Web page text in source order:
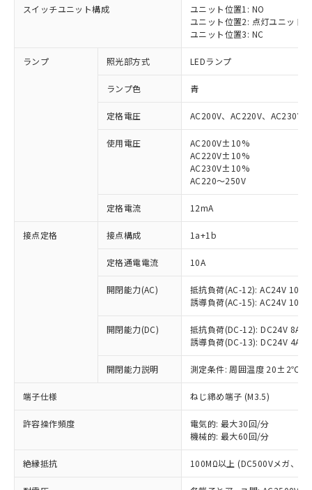
スイッチユニット構成
ユニット位置1: NO
ユニット位置2: 点灯ユニット
ユニット位置3: NC
ランプ 照光部方式 LEDランプ
ランプ色 青
定格電圧 AC200V、AC220V、AC230V
使用電圧
AC200V±10%
AC220V±10%
AC230V±10%
AC220～250V
定格電流 12mA
接点定格 接点構成 1a+1b
定格通電電流 10A
開閉能力(AC)
抵抗負荷(AC-12): AC24V 10A/
誘導負荷(AC-15): AC24V
開閉能力(DC)
抵抗負荷(DC-12): DC24V 8A/
誘導負荷(DC-13): DC24V 4A/
開閉能力説明 測定条件: 周囲温度 20±2℃、
端子仕様 ねじ締め端子 (M3.5)
許容操作頻度
電気的: 最大30回/分
機械的: 最大60回/分
絶縁抵抗 100MΩ以上 (DC500Vメガ、点
ご利用条件
以下の条件をお読みいただき、同意のうえ
ご利用ください。
本サービスは、当社制御機器事業取扱
商品の当社在庫状況および標準価格
(税抜)を提供させていただくもので
当社制御機器事業取扱商品の中には、
本サービスの対象外となる商品もある
※1 対応状況
対応済み：EU RoHS指令（10物質）の
非含有に対応した製品が提供可能な商品で
対応予定：EU RoHS指令（10物質）の非含
有に対応した製品に切り替える予定のある
対応予定なし：EU RoHS指令（10物質）の
非含有に非対応の商品で、対応品を出す予
調査・確認中：EU RoHS指令（10物質）の
非含有の対応状況を調査中または確認中の
商品です。
非該当品：ライセンス料など無形物で、有
害物質有無と関係のない商品です。
仕入先様の事情により、非含有部品として
いたものが、含有品と判明した場合などや
「○」：最大均質材料含有率が中国RoHSの
基準値以下であることを示します。
「×」：最大均質材料含有率が中国RoHSの
基準値を超えていることを示します。
当社は、これら貴社製品のうち、外国